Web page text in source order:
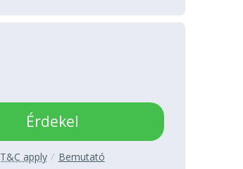
Érdekel
T&C apply Bemutató